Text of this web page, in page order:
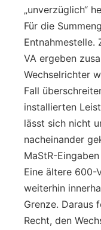
„unverzüglich“
Für die
Entnahmestelle.
VA ergeben
Wechselrichter
Fall
installierten
lässt sich nicht
nacheinander
MaStR-
Eine ältere 600-
weiterhin
Grenze. Daraus
Recht, den